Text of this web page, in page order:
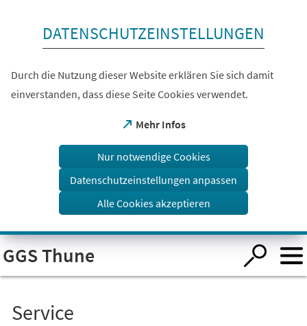
Visuelle
Assistenzsoftware
öffnen.
DATENSCHUTZEINSTELLUNGEN
Durch die Nutzung dieser Website erklären Sie sich damit
einverstanden, dass diese Seite Cookies verwendet.
Mehr Infos
(Öffnet
einem
Tab)
Nur notwendige Cookies
Datenschutzeinstellungen anpassen
Alle Cookies akzeptieren
GGS Thune
Service